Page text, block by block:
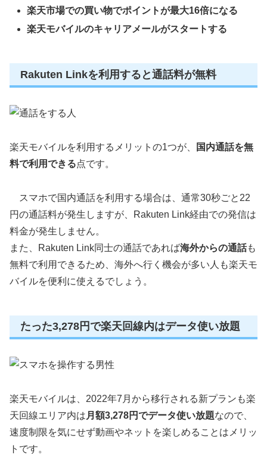
楽天市場での買い物でポイントが最大16倍になる
楽天モバイルのキャリアメールがスタートする
Rakuten Linkを利用すると通話料が無料
楽天モバイルを利用するメリットの1つが、
国内通話を無
料で利用できる点です。
スマホで国内通話を利用する場合は、通常30秒ごと22
円の通話料が発生しますが、Rakuten Link経由での発信は
料金が発生しません。
また、Rakuten Link同士の通話であれば海外からの通話も
無料で利用できるため、海外へ行く機会が多い人も楽天モ
バイルを便利に使えるでしょう。
たった3,278円で楽天回線内はデータ使い放題
楽天モバイルは、2022年7月から移行される新プランも楽
天回線エリア内は 月額3,278円でデータ使い放題なので、
速度制限を気にせず動画やネットを楽しめることはメリッ
トです。